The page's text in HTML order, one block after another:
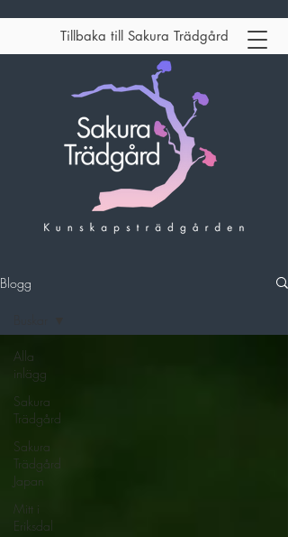
Tillbaka till Sakura Trädgård
Blogg
Alla
inlägg
Sakura
Trädgård
Sakura
Trädgård
Japan
Mitt i
Eriksdal